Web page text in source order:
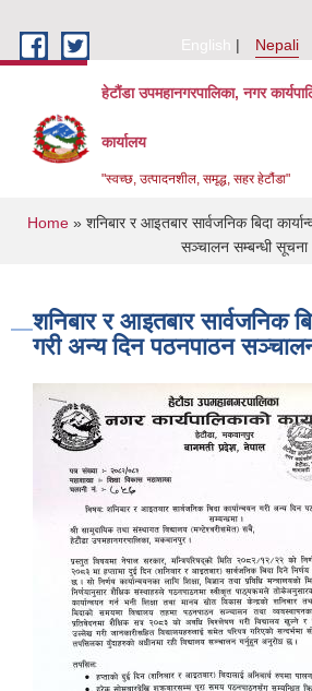
English
Nepali
हेटौंडा उपमहानगरपालिका, नगर
कार्यालय
"स्वच्छ, उत्पादनशील, समृद्ध, सहर हेटौंडा"
You are here
Home» शनिबार र आइतबार सार्वजनिक बिदा
सञ्चालन सम्बन्धी सूचना
शनिबार र आइतबार सार्वजनिक
गरी अन्य दिन पठनपाठन